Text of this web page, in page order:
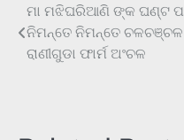
Post
navigation
ମା ମଝିଘରିଆଣି ଙ୍କ ଘଣ୍ଟ
ନିମନ୍ତେ ନିମନ୍ତେ ଚଳଚଞ୍ଚଳ
ରାଣୀଗୁଡା ଫାର୍ମ ଅଂଚଳ